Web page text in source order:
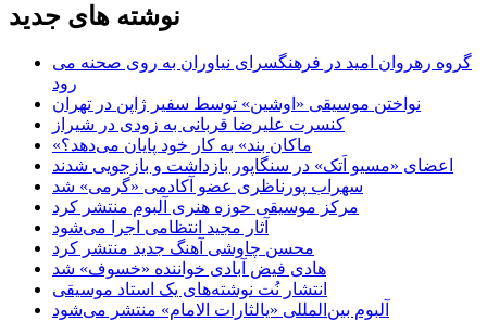
نوشته های جدید
گروه رهروان امید در فرهنگسرای نیاوران به روی صحنه می
رود
نواختن موسیقی «اوشین» توسط سفیر ژاپن در تهران
کنسرت علیرضا قربانی به زودی در شیراز
«ماکان بند» به کار خود پایان می‌دهد؟
اعضای «مسیو اَتک» در سنگاپور بازداشت و بازجویی شدند
سهراب پورناظری عضو آکادمی «گرمی» شد
مرکز موسیقی حوزه هنری آلبوم منتشر کرد
آثار مجید انتظامی اجرا می‌شود
محسن چاوشی آهنگ جدید منتشر کرد
هادی فیض آبادی خواننده «خسوف» شد
انتشار نُت نوشته‌های یک استاد موسیقی
آلبوم بین‌المللی «یالثارات الامام» منتشر می‌شود